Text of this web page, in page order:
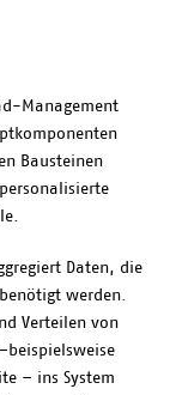
Management
Bausteinen
Daten, die
werden.
Verteilen von
– ins System